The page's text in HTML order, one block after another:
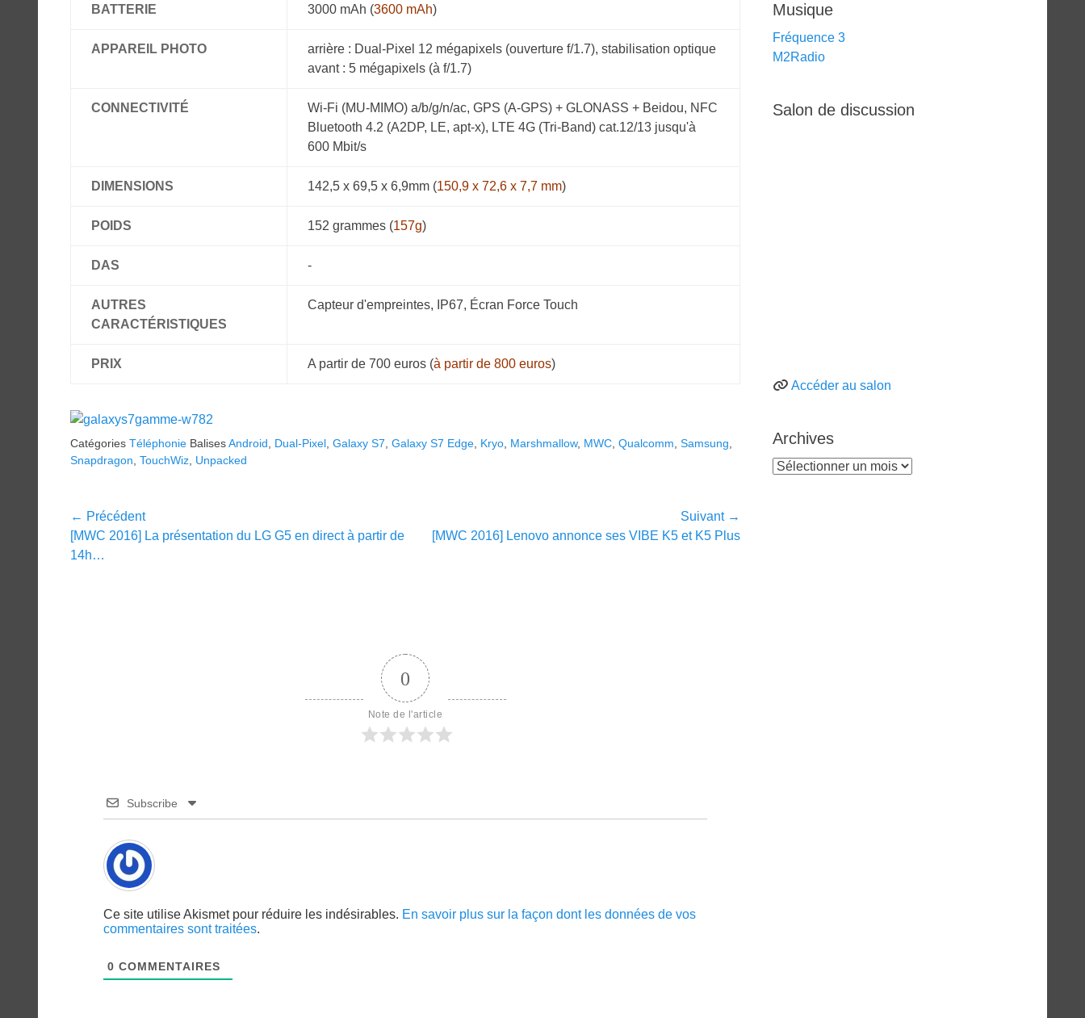
BATTERIE 3000 mAh (3600 mAh)
APPAREIL PHOTO
arrière : Dual-Pixel 12 mégapixels (ouverture f/1.7), stabilisation optique
avant : 5 mégapixels (à f/1.7)
CONNECTIVITÉ
Wi-Fi (MU-MIMO) a/b/g/n/ac, GPS (A-GPS) + GLONASS + Beidou, NFC
Bluetooth 4.2 (A2DP, LE, apt-x), LTE 4G (Tri-Band) cat.12/13 jusqu'à
600 Mbit/s
DIMENSIONS 142,5 x 69,5 x 6,9mm (150,9 x 72,6 x 7,7 mm)
POIDS 152 grammes (157g)
DAS -
AUTRES
CARACTÉRISTIQUES
Capteur d'empreintes, IP67, Écran Force Touch
PRIX A partir de 700 euros (à partir de 800 euros)
Catégories Téléphonie BalisesAndroid Dual-Pixel Galaxy S7 Galaxy S7 Edge Kryo Marshmallow, MWC Qualcomm Samsung
Snapdragon TouchWiz Unpacked
Navigation
de
← Précédent
Article
précédent :
[MWC 2016] La présentation du LG G5 en direct à partir de
14h…
Suivant →
Article[MWC 2016] Lenovo annonce ses VIBE K5 et K5 Plus
0
Note de l'article
Subscribe
Ce site utilise Akismet pour réduire les indésirables. En savoir plus sur la façon dont les données de vos
commentaires sont traitées.
0 COMMENTAIRES
Musique
Fréquence 3
M2Radio
Salon de discussion
Accéder au salon
Archives
Archives